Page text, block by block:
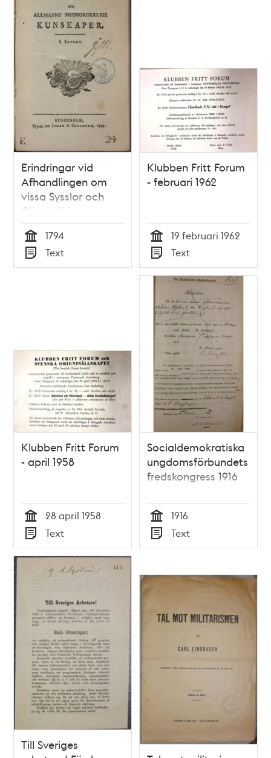
Erindringar vid
Afhandlingen om
vissa Sysslor och
Göromål i
Samhället, som
kunde vara
Qvinnokönet
tilhörige –
Tid
1794
Typ
Text
Klubben Fritt Forum
- februari 1962
Tid
19 februari 1962
Typ
Text
Klubben Fritt Forum
- april 1958
Tid
28 april 1958
Typ
Text
Socialdemokratiska
ungdomsförbundets
fredskongress 1916
Tid
1916
Typ
Text
Till Sveriges